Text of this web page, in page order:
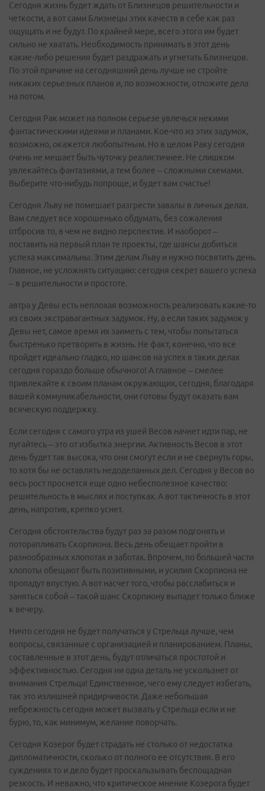
Сегодня жизнь будет ждать от Близнецов решительности и
четкости, а вот сами Близнецы этих качеств в себе как раз
ощущать и не будут. По крайней мере, всего этого им будет
сильно не хватать. Необходимость принимать в этот день
какие-либо решения будет раздражать и угнетать Близнецов.
По этой причине на сегодняшний день лучше не стройте
никаких серьезных планов и, по возможности, отложите дела
на потом.
Сегодня Рак может на полном серьезе увлечься некими
фантастическими идеями и планами. Кое-что из этих задумок,
возможно, окажется любопытным. Но в целом Раку сегодня
очень не мешает быть чуточку реалистичнее. Не слишком
увлекайтесь фантазиями, а тем более – сложными схемами.
Выберите что-нибудь попроще, и будет вам счастье!
Сегодня Льву не помешает разгрести завалы в личных делах.
Вам следует все хорошенько обдумать, без сожаления
отбросив то, в чем не видно перспектив. И наоборот –
поставить на первый план те проекты, где шансы добиться
успеха максимальны. Этим делам Льву и нужно посвятить день.
Главное, не усложнять ситуацию: сегодня секрет вашего успеха
– в решительности и простоте.
автра у Девы есть неплохая возможность реализовать какие-то
из своих экстравагантных задумок. Ну, а если таких задумок у
Девы нет, самое время их заиметь с тем, чтобы попытаться
быстренько претворить в жизнь. Не факт, конечно, что все
пройдет идеально гладко, но шансов на успех в таких делах
сегодня гораздо больше обычного! А главное – смелее
привлекайте к своим планам окружающих, сегодня, благодаря
вашей коммуникабельности, они готовы будут оказать вам
всяческую поддержку.
Если сегодня с самого утра из ушей Весов начнет идти пар, не
пугайтесь – это от избытка энергии. Активность Весов в этот
день будет так высока, что они смогут если и не свернуть горы,
то хотя бы не оставлять недоделанных дел. Сегодня у Весов во
весь рост проснется еще одно небесполезное качество:
решительность в мыслях и поступках. А вот тактичность в этот
день, напротив, крепко уснет.
Сегодня обстоятельства будут раз за разом подгонять и
поторапливать Скорпиона. Весь день обещает пройти в
разнообразных хлопотах и заботах. Впрочем, по большей части
хлопоты обещают быть позитивными, и усилия Скорпиона не
пропадут впустую. А вот насчет того, чтобы расслабиться и
заняться собой – такой шанс Скорпиону выпадет только ближе
к вечеру.
Ничто сегодня не будет получаться у Стрельца лучше, чем
вопросы, связанные с организацией и планированием. Планы,
составленные в этот день, будут отличаться простотой и
эффективностью. Сегодня ни одна деталь не ускользнет от
внимания Стрельца! Единственное, чего ему следует избегать,
так это излишней придирчивости. Даже небольшая
небрежность сегодня может вызвать у Стрельца если и не
бурю, то, как минимум, желание поворчать.
Сегодня Козерог будет страдать не столько от недостатка
дипломатичности, сколько от полного ее отсутствия. В его
суждениях то и дело будет проскальзывать беспощадная
резкость. И неважно, что критическое мнение Козерога будет